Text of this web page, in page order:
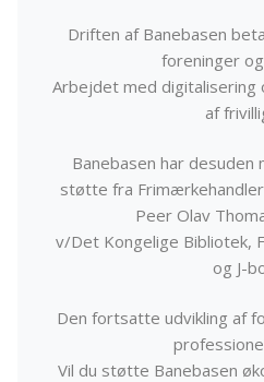
Driften af Banebasen
foreninger
Arbejdet med
af
Banebasen har
støtte fra
Peer Olav
v/Det Kongelige Bibliotek,
og J-
Den fortsatte udvikling af
Vil du støtte Banebasen